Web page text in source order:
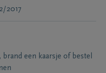
2017
een kaarsje of bestel